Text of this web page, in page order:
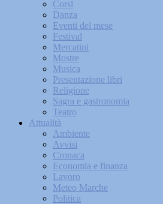
Corsi
Danza
Eventi del mese
Festival
Mercatini
Mostre
Musica
Presentazione libri
Religione
Sagra e gastronomia
Teatro
Attualità
Ambiente
Avvisi
Cronaca
Economia e finanza
Lavoro
Meteo Marche
Politica